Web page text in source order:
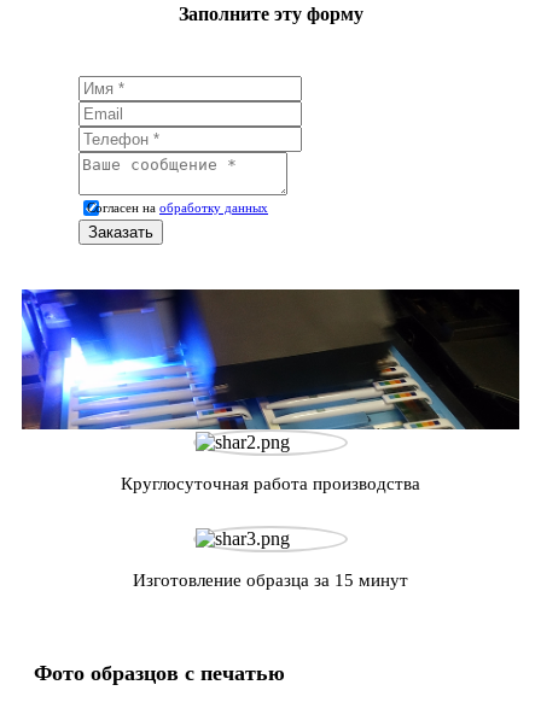
Заполните эту форму
Согласен на обработку данных
Круглосуточная работа производства
Изготовление образца за 15 минут
Фото образцов с печатью